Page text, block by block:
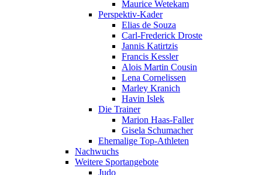
Maurice Wetekam
Perspektiv-Kader
Elias de Souza
Carl-Frederick Droste
Jannis Katirtzis
Francis Kessler
Alois Martin Cousin
Lena Cornelissen
Marley Kranich
Havin Islek
Die Trainer
Marion Haas-Faller
Gisela Schumacher
Ehemalige Top-Athleten
Nachwuchs
Weitere Sportangebote
Judo